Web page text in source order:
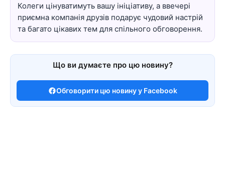
Колеги цінуватимуть вашу ініціативу, а ввечері
приємна компанія друзів подарує чудовий настрій
та багато цікавих тем для спільного обговорення.
Що ви думаєте про цю новину?
Обговорити цю новину у Facebook